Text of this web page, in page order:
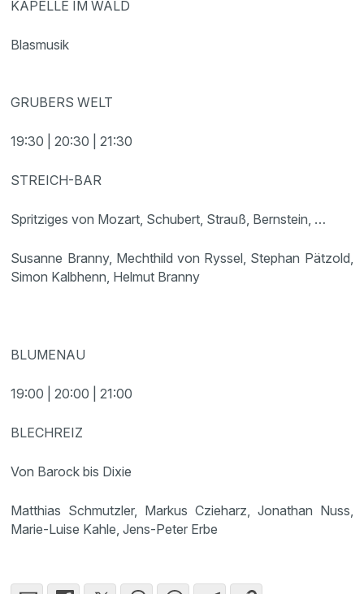
KAPELLE IM WALD
Blasmusik
GRUBERS WELT
19:30 | 20:30 | 21:30
STREICH-BAR
Spritziges von Mozart, Schubert, Strauß, Bernstein, …
Susanne Branny, Mechthild von Ryssel, Stephan Pätzold,
Simon Kalbhenn, Helmut Branny
BLUMENAU
19:00 | 20:00 | 21:00
BLECHREIZ
Von Barock bis Dixie
Matthias Schmutzler, Markus Czieharz, Jonathan Nuss,
Marie-Luise Kahle, Jens-Peter Erbe